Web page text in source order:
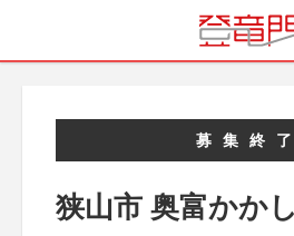
募集終了
狭山市 奥富かか